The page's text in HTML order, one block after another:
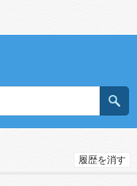
履歴を消す